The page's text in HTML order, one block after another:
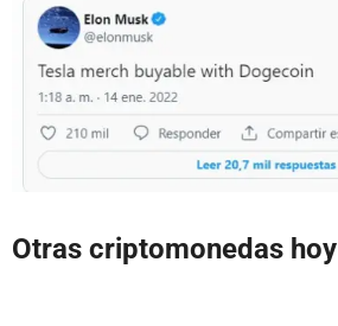
Otras criptomonedas hoy